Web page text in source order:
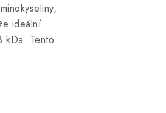
ideální
kDa. Tento